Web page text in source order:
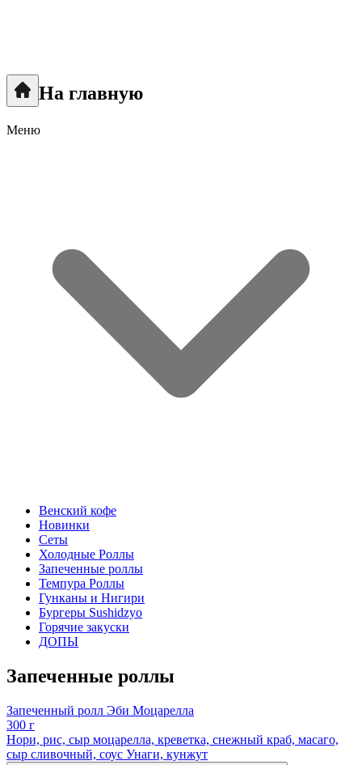
На главную
Меню
Венский кофе
Новинки
Сеты
Холодные Роллы
Запеченные роллы
Темпура Роллы
Гунканы и Нигири
Бургеры Sushidzyo
Горячие закуски
ДОПЫ
Запеченные роллы
Запеченный ролл Эби Моцарелла
300 г
Нори, рис, сыр моцарелла, креветка, снежный краб, масаго,
сыр сливочный, соус Унаги, кунжут